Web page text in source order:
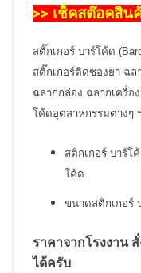
>> เช็คสต๊อคสิน
สติ๊กเกอร์ บาร์โค้ด
สติ๊กเกอร์ติดซองยา ฉ
ฉลากกล่อง ฉลากเครื่อ
โค้ดอุตสาหกรรมต่างๆ
สติกเกอร์ บาร์โ
โค้ด
ขนาดสติกเกอร์
ราคาจากโรงงาน
ได้ครับ